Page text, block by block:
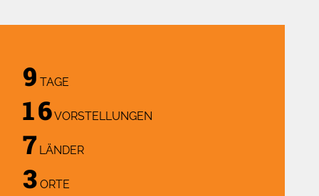
9 TAGE
16VORSTELLUNGEN
7 LÄNDER
3 ORTE